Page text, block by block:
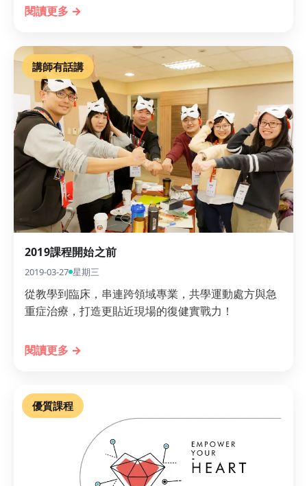
閱讀更多 →
講師有話講
2019課程開始之前
2019-03-27 星期三
從教學到臨床，串連跨領域專業，共學運動處方與急
重症治療，打造更貼近現場的復健實戰力！
閱讀更多 →
優質課程